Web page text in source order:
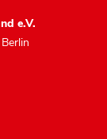
e.V.